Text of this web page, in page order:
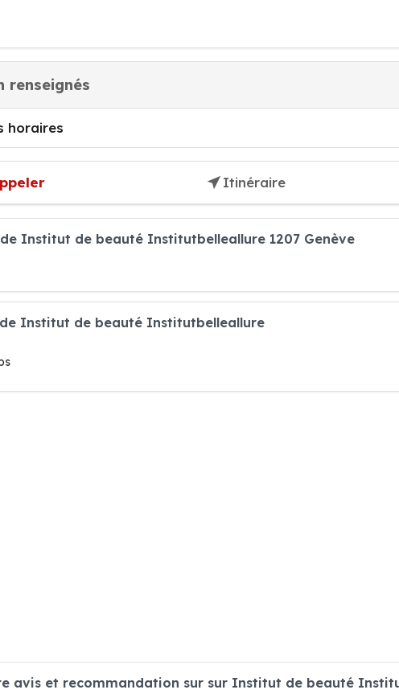
renseignés
horaires
Itinéraire
Institut de beauté Institutbelleallure 1207 Genève
Institut de beauté Institutbelleallure
avis et recommandation sur sur Institut de beauté